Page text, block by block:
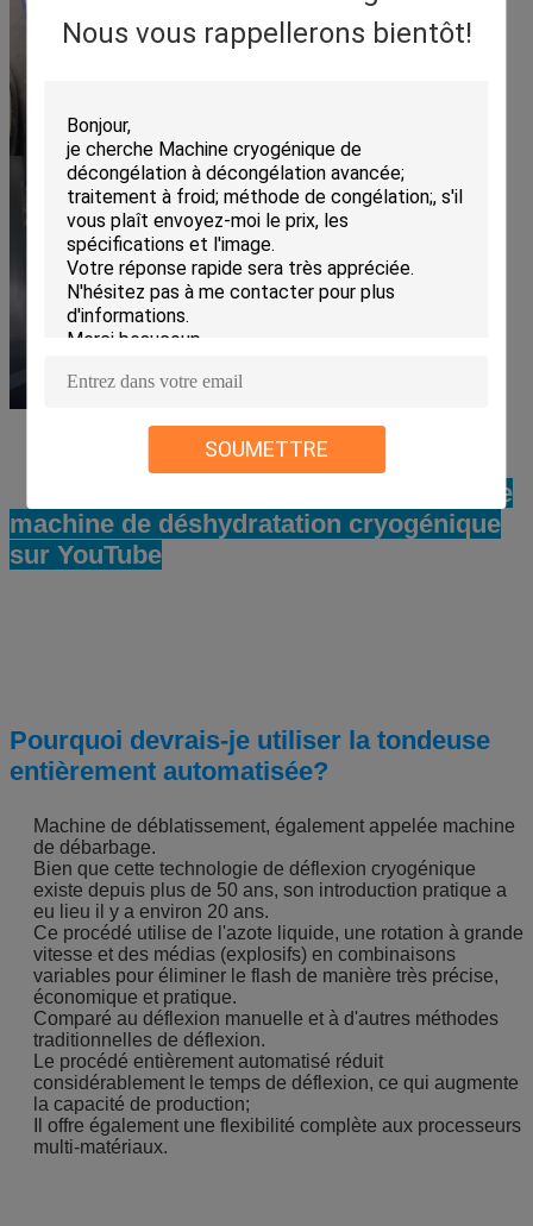
Nous vous rappellerons bientôt!
SOUMETTRE
Vidéo de notre
machine de déshydratation cryogénique
sur YouTube
Pourquoi devrais-je utiliser la tondeuse
entièrement automatisée?
Machine de déblatissement, également appelée machine
de débarbage.
Bien que cette technologie de déflexion cryogénique
existe depuis plus de 50 ans, son introduction pratique a
eu lieu il y a environ 20 ans.
Ce procédé utilise de l'azote liquide, une rotation à grande
vitesse et des médias (explosifs) en combinaisons
variables pour éliminer le flash de manière très précise,
économique et pratique.
Comparé au déflexion manuelle et à d'autres méthodes
traditionnelles de déflexion.
Le procédé entièrement automatisé réduit
considérablement le temps de déflexion, ce qui augmente
la capacité de production;
Il offre également une flexibilité complète aux processeurs
multi-matériaux.